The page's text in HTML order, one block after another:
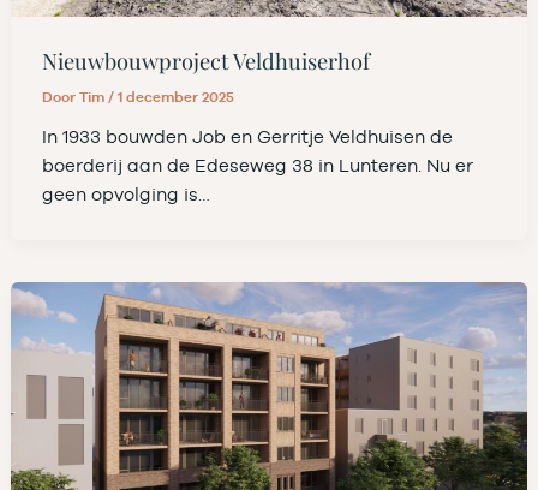
Nieuwbouwproject Veldhuiserhof
DoorTim/1 december 2025
In 1933 bouwden Job en Gerritje Veldhuisen de
boerderij aan de Edeseweg 38 in Lunteren. Nu er
geen opvolging is…